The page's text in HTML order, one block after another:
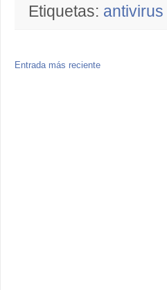
Etiquetas: antivirus
Entrada más reciente